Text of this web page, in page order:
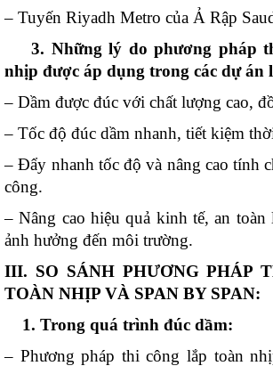
– Tuyến Riyadh Metro của Ả Rập
3. Những lý do phương pháp
nhịp được áp dụng trong các dự án
– Dầm được đúc với chất lượng cao,
– Tốc độ đúc dầm nhanh, tiết kiệm
– Đẩy nhanh tốc độ và nâng cao tính
công.
– Nâng cao hiệu quả kinh tế, an toàn
ảnh hưởng đến môi trường.
III. SO SÁNH PHƯƠNG PHÁP
TOÀN NHỊP VÀ SPAN BY SPAN:
1. Trong quá trình đúc dầm:
– Phương pháp thi công lắp toàn